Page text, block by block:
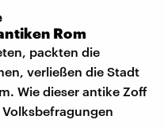
Rom
packten die
verließen die Stadt
Wie dieser antike Zoff